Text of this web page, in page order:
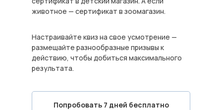
животное — сертификат в зоомагазин.
Настраивайте квиз на свое усмотрение —
размещайте разнообразные призывы к
действию, чтобы добиться максимального
результата.
Попробовать 7 дней бесплатно